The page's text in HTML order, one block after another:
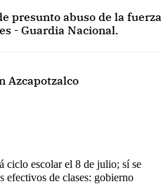
presunto abuso de la fuerza
- Guardia Nacional.
Azcapotzalco
ciclo escolar el 8 de julio; sí se
efectivos de clases: gobierno